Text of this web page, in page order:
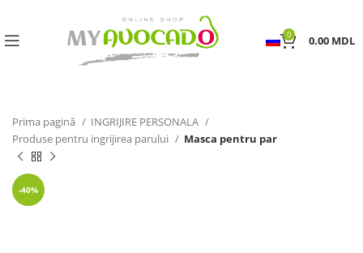
0 0.00 MDL
Prima pagină
INGRIJIRE PERSONALA
Produse pentru ingrijirea parului
Masca pentru par
-40%